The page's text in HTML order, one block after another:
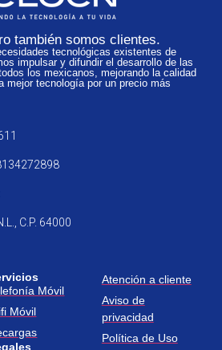
también somos clientes.
tecnológicas existentes de
impulsar y difundir el desarrollo de las
los mexicanos, mejorando la calidad
mejor tecnología por un precio más
C.P. 64000
Móvil
Móvil
Atención a cliente
Aviso de
privacidad
Política de Uso